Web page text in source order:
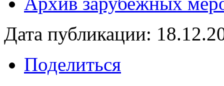
Дата публикации:
Поделиться